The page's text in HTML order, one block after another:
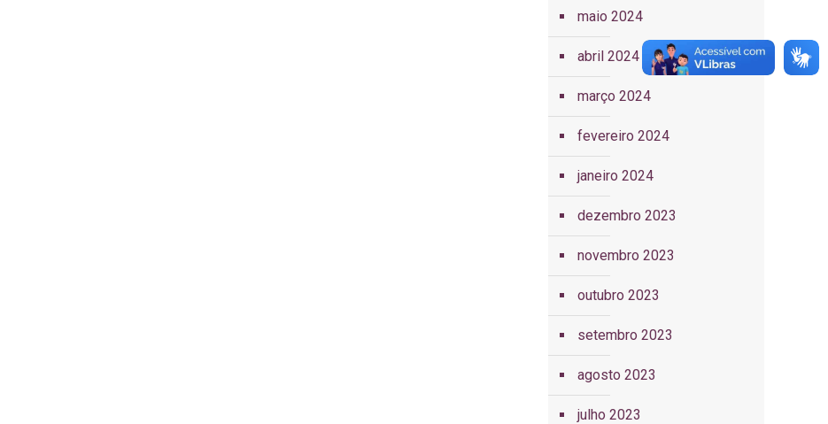
maio 2024
abril 2024
março 2024
fevereiro 2024
janeiro 2024
dezembro 2023
novembro 2023
outubro 2023
setembro 2023
agosto 2023
julho 2023